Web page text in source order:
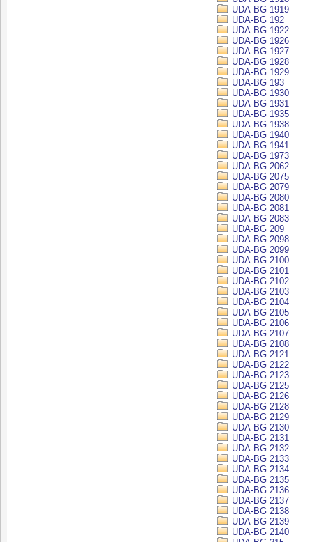
UDA-BG 1919
UDA-BG 192
UDA-BG 1922
UDA-BG 1926
UDA-BG 1927
UDA-BG 1928
UDA-BG 1929
UDA-BG 193
UDA-BG 1930
UDA-BG 1931
UDA-BG 1935
UDA-BG 1938
UDA-BG 1940
UDA-BG 1941
UDA-BG 1973
UDA-BG 2062
UDA-BG 2075
UDA-BG 2079
UDA-BG 2080
UDA-BG 2081
UDA-BG 2083
UDA-BG 209
UDA-BG 2098
UDA-BG 2099
UDA-BG 2100
UDA-BG 2101
UDA-BG 2102
UDA-BG 2103
UDA-BG 2104
UDA-BG 2105
UDA-BG 2106
UDA-BG 2107
UDA-BG 2108
UDA-BG 2121
UDA-BG 2122
UDA-BG 2123
UDA-BG 2125
UDA-BG 2126
UDA-BG 2128
UDA-BG 2129
UDA-BG 2130
UDA-BG 2131
UDA-BG 2132
UDA-BG 2133
UDA-BG 2134
UDA-BG 2135
UDA-BG 2136
UDA-BG 2137
UDA-BG 2138
UDA-BG 2139
UDA-BG 2140